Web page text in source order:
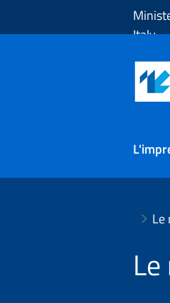
Italy
Le